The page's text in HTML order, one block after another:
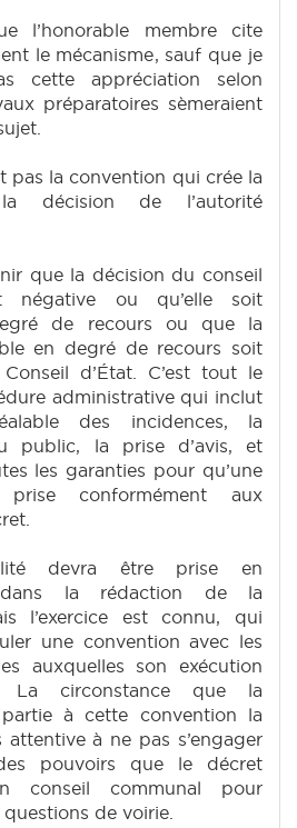
l’honorable membre cite
le mécanisme, sauf que je
cette appréciation selon
préparatoires sèmeraient
pas la convention qui crée la
décision de l’autorité
que la décision du conseil
négative ou qu’elle soit
de recours ou que la
en degré de recours soit
d’État. C’est tout le
administrative qui inclut
des incidences, la
public, la prise d’avis, et
les garanties pour qu’une
conformément aux
devra être prise en
dans la rédaction de la
l’exercice est connu, qui
une convention avec les
auxquelles son exécution
La circonstance que la
à cette convention la
attentive à ne pas s’engager
pouvoirs que le décret
conseil communal pour
de voirie.